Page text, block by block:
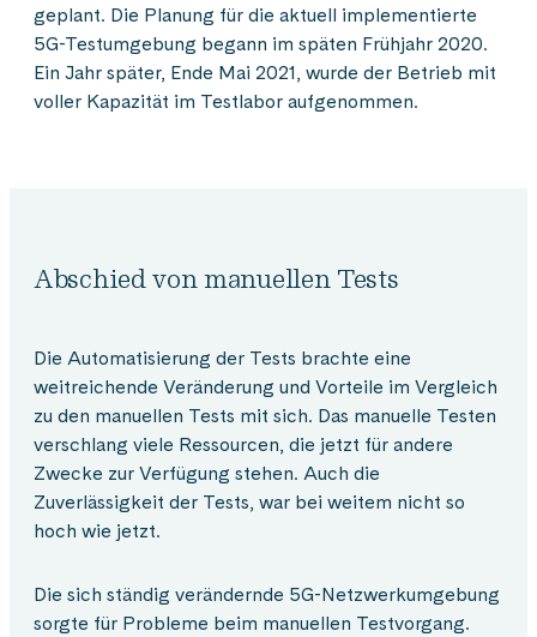
geplant. Die Planung für die aktuell implementierte
5G-Testumgebung begann im späten Frühjahr 2020.
Ein Jahr später, Ende Mai 2021, wurde der Betrieb mit
voller Kapazität im Testlabor aufgenommen.
Abschied von manuellen Tests
Die Automatisierung der Tests brachte eine
weitreichende Veränderung und Vorteile im Vergleich
zu den manuellen Tests mit sich. Das manuelle Testen
verschlang viele Ressourcen, die jetzt für andere
Zwecke zur Verfügung stehen. Auch die
Zuverlässigkeit der Tests, war bei weitem nicht so
hoch wie jetzt.
Die sich ständig verändernde 5G-Netzwerkumgebung
sorgte für Probleme beim manuellen Testvorgang.